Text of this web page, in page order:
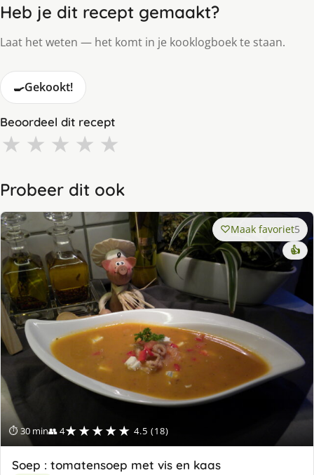
Heb je dit recept gemaakt?
Laat het weten — het komt in je kooklogboek te staan.
🍳Gekookt!
Beoordeel dit recept
★ ★ ★ ★ ★
Probeer dit ook
⏱ 30 min👥 4★★★★★ 4.5 (18)
Maak favoriet5
👍
Soep : tomatensoep met vis en kaas